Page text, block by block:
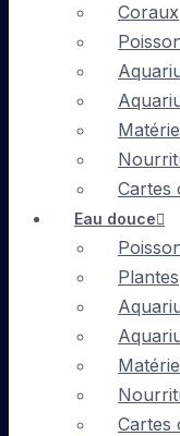
Coraux
Cartes
Eau douce
Plantes
Cartes